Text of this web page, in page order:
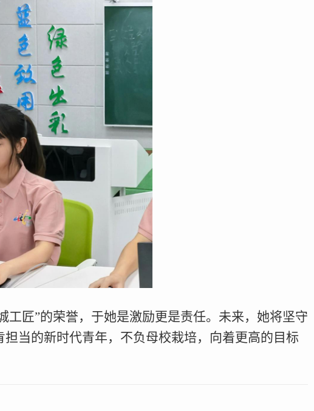
工匠”的荣誉，于她是激励更是责任。未来，她将坚守
当的新时代青年，不负母校栽培，向着更高的目标